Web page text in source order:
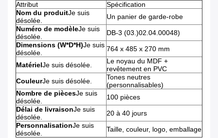
Attribut
Spécification
Nom du produitJe suis
désolée.
Un panier de garde-robe
Numéro de modèleJe suis
désolée.
DB-3 (03.)02.04.00048)
Dimensions (W*D*H)Je suis
désolée.
764 x 485 x 270 mm
MatérielJe suis désolée.
Le noyau du MDF +
revêtement en PVC
CouleurJe suis désolée.
Tones neutres
(personnalisables)
Nombre de piècesJe suis
désolée.
100 pièces
Délai de livraisonJe suis
désolée.
20 à 40 jours
PersonnalisationJe suis
désolée.
Taille, couleur, logo, emballage